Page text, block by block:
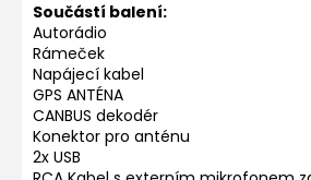
Součástí balení:
Autorádio
Rámeček
Napájecí kabel
GPS ANTÉNA
CANBUS dekodér
Konektor pro anténu
2x USB